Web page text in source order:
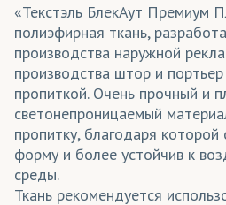
«Текстэль БлекАут Премиум
полиэфирная ткань,
производства наружной
производства штор и
пропиткой. Очень прочный и
светонепроницаемый
пропитку, благодаря
форму и более устойчив к
среды.
Ткань рекомендуется